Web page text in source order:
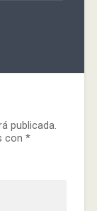
publicada.
con *